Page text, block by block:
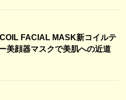
FACIAL MASK新コイルテ
美顔器マスクで美肌への近道